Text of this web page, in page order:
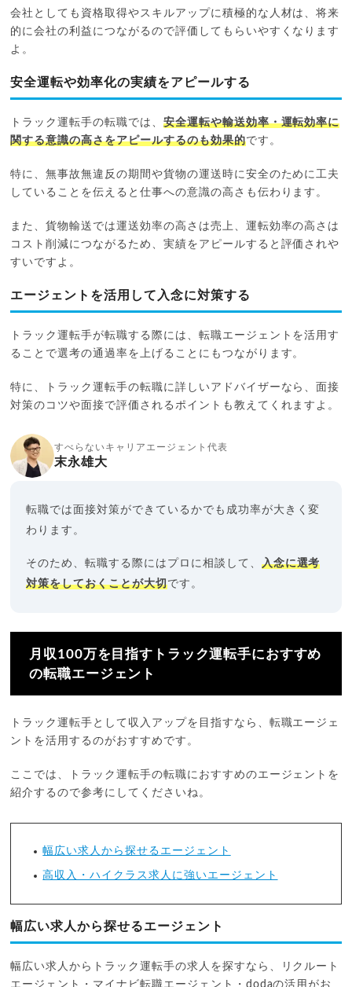
会社としても資格取得やスキルアップに積極的な人材は、将来
的に会社の利益につながるので評価してもらいやすくなります
よ。
安全運転や効率化の実績をアピールする
トラック運転手の転職では、 安全運転や輸送効率・運転効率に
関する意識の高さをアピールするのも効果的です。
特に、無事故無違反の期間や貨物の運送時に安全のために工夫
していることを伝えると仕事への意識の高さも伝わります。
また、貨物輸送では運送効率の高さは売上、運転効率の高さは
コスト削減につながるため、実績をアピールすると評価されや
すいですよ。
エージェントを活用して入念に対策する
トラック運転手が転職する際には、転職エージェントを活用す
ることで選考の通過率を上げることにもつながります。
特に、トラック運転手の転職に詳しいアドバイザーなら、面接
対策のコツや面接で評価されるポイントも教えてくれますよ。
すべらないキャリアエージェント代表
末永雄大
転職では面接対策ができているかでも成功率が大きく変
わります。
そのため、転職する際にはプロに相談して、 入念に選考
対策をしておくことが大切です。
月収100万を目指すトラック運転手におすすめ
の転職エージェント
トラック運転手として収入アップを目指すなら、転職エージェ
ントを活用するのがおすすめです。
ここでは、トラック運転手の転職におすすめのエージェントを
紹介するので参考にしてくださいね。
幅広い求人から探せるエージェント
高収入・ハイクラス求人に強いエージェント
幅広い求人から探せるエージェント
幅広い求人からトラック運転手の求人を探すなら、リクルート
エージェント・マイナビ転職エージェント・dodaの活用がお